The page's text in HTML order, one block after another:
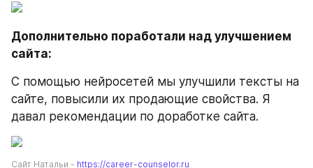
Дополнительно поработали над улучшением
сайта:
С помощью нейросетей мы улучшили тексты на
сайте, повысили их продающие свойства. Я
давал рекомендации по доработке сайта.
Сайт Натальи - https://career-counselor.ru